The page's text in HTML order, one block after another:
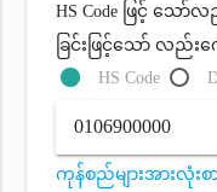
HS Code ဖြင့် သ
ခြင်းဖြင့်သော် လည်းက
HS Code
ကုန်စည်များအားလုံးစ